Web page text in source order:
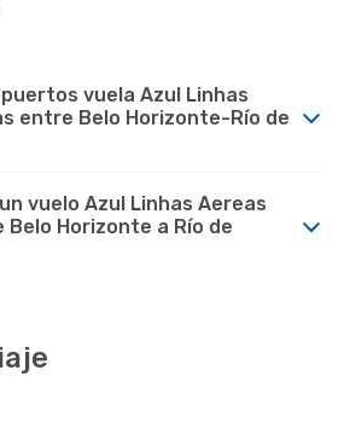
vuela Azul Linhas
entre Belo Horizonte-Río de
vuelo Azul Linhas Aereas
Belo Horizonte a Río de